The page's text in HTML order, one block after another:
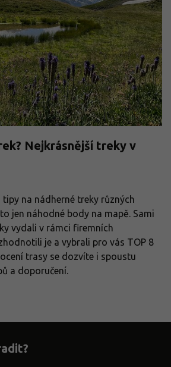
Nejkrásnější treky v
na nádherné treky různých
jen náhodné body na mapě. Sami
vydali v rámci firemních
je a vybrali pro vás TOP 8
trasy se dozvíte i spoustu
a doporučení.